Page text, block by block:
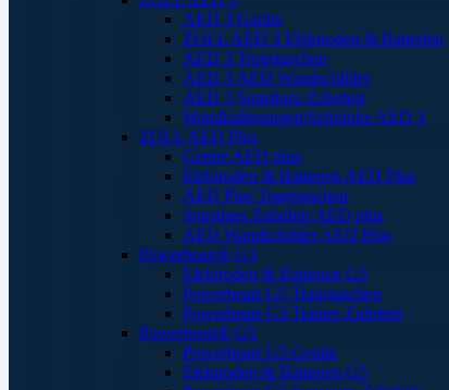
AED 3 Geräte
ZOLL AED 3 Elektroden & Batterien
AED 3 Tragetaschen
AED 3 AED Wandschilder
AED 3 Sonstiges Zubehör
Wandhalterungen/Schränke AED 3
ZOLL AED Plus
Geräte AED plus
Elektroden & Batterien AED Plus
AED Plus Tragetaschen
Sonstiges Zubehör AED plus
AED Wandschilder AED Plus
Powerheart® G3
Elektroden & Batterien G3
Powerheart G5 Tragetaschen
Powerheart G3 Trainer Zubehör
Powerheart® G5
Powerheart G5 Geräte
Elektroden & Batterien G5